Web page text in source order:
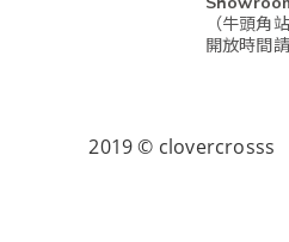
（牛頭角
開放時間
2019 © clovercrosss